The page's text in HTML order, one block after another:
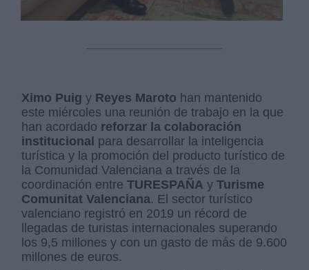
Ximo Puig y Reyes Maroto han mantenido
este miércoles una reunión de trabajo en la que
han acordado reforzar la colaboración
institucional para desarrollar la inteligencia
turística y la promoción del producto turístico de
la Comunidad Valenciana a través de la
coordinación entreTURESPAÑA yTurisme
Comunitat Valenciana. El sector turístico
valenciano registró en 2019 un récord de
llegadas de turistas internacionales superando
los 9,5 millones y con un gasto de más de 9.600
millones de euros.